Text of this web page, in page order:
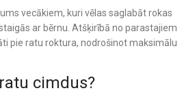
vecākiem, kuri vēlas saglabāt rokas
ar bērnu. Atšķirībā no parastajiem
pie ratu roktura, nodrošinot maksimālu
cimdus?